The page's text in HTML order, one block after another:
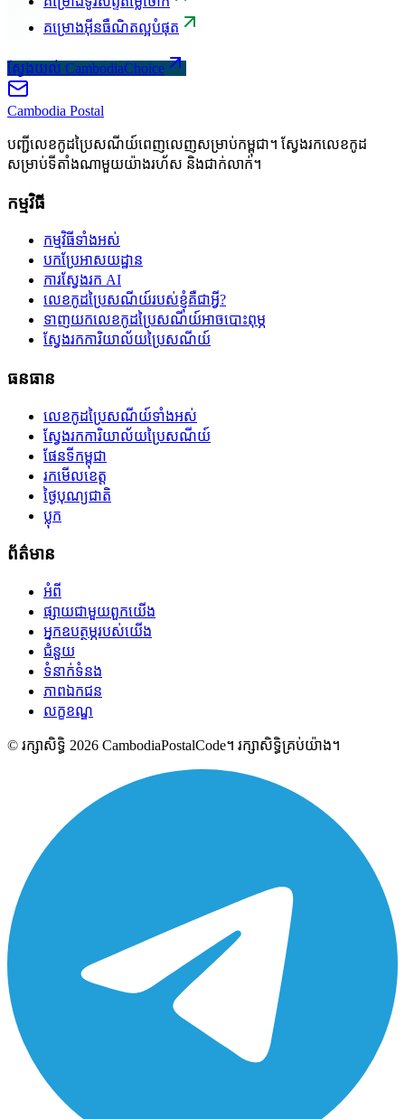
គម្រោងអ៊ីនធឺណិតល្អបំផុត
ស្វែងយល់ CambodiaChoice
Cambodia Postal
បញ្ជីលេខកូដប្រៃសណីយ៍ពេញលេញសម្រាប់កម្ពុជា។ ស្វែងរកលេខកូដ
សម្រាប់ទីតាំងណាមួយយ៉ាងរហ័ស និងជាក់លាក់។
កម្មវិធី
កម្មវិធីទាំងអស់
បកប្រែអាសយដ្ឋាន
ការស្វែងរក AI
លេខកូដប្រៃសណីយ៍របស់ខ្ញុំគឺជាអ្វី?
ទាញយកលេខកូដប្រៃសណីយ៍អាចបោះពុម្ភ
ស្វែងរកការិយាល័យប្រៃសណីយ៍
ធនធាន
លេខកូដប្រៃសណីយ៍ទាំងអស់
ស្វែងរកការិយាល័យប្រៃសណីយ៍
ផែនទីកម្ពុជា
រកមើលខេត្ត
ថ្ងៃបុណ្យជាតិ
ប្លុក
ព័ត៌មាន
អំពី
ផ្សាយជាមួយពួកយើង
អ្នកឧបត្ថម្ភរបស់យើង
ជំនួយ
ទំនាក់ទំនង
ភាពឯកជន
លក្ខខណ្ឌ
© រក្សាសិទ្ធិ 2026 CambodiaPostalCode។ រក្សាសិទ្ធិគ្រប់យ៉ាង។